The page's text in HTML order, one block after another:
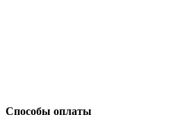
Способы оплаты